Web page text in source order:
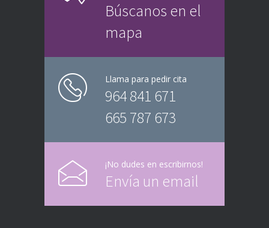
Búscanos en el
mapa
Llama para pedir cita
964 841 671
665 787 673
¡No dudes en escribirnos!
Envía un email